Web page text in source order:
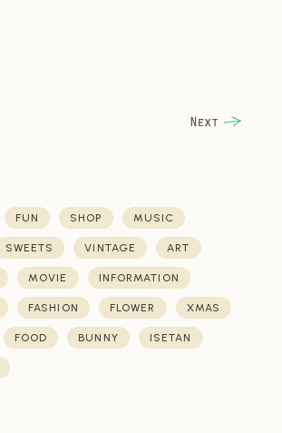
FUN SHOP MUSIC
SWEETS VINTAGE ART
MOVIE INFORMATION
FASHION FLOWER XMAS
FOOD BUNNY ISETAN